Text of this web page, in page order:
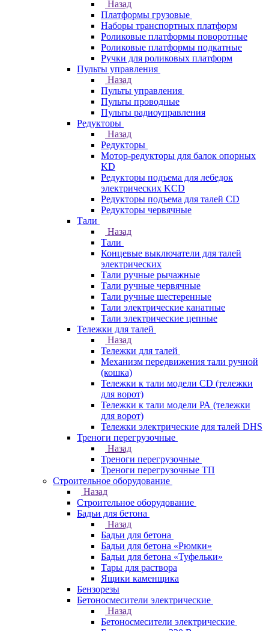
Назад
Платформы грузовые
Наборы транспортных платформ
Роликовые платформы поворотные
Роликовые платформы подкатные
Ручки для роликовых платформ
Пульты управления
Назад
Пульты управления
Пульты проводные
Пульты радиоуправления
Редукторы
Назад
Редукторы
Мотор-редукторы для балок опорных
KD
Редукторы подъема для лебедок
электрических KCD
Редукторы подъема для талей CD
Редукторы червячные
Тали
Назад
Тали
Концевые выключатели для талей
электрических
Тали ручные рычажные
Тали ручные червячные
Тали ручные шестеренные
Тали электрические канатные
Тали электрические цепные
Тележки для талей
Назад
Тележки для талей
Механизм передвижения тали ручной
(кошка)
Тележки к тали модели CD (тележки
для ворот)
Тележки к тали модели РА (тележки
для ворот)
Тележки электрические для талей DHS
Треноги перегрузочные
Назад
Треноги перегрузочные
Треноги перегрузочные ТП
Строительное оборудование
Назад
Строительное оборудование
Бадьи для бетона
Назад
Бадьи для бетона
Бадьи для бетона «Рюмки»
Бадьи для бетона «Туфельки»
Тары для раствора
Ящики каменщика
Бензорезы
Бетоносмесители электрические
Назад
Бетоносмесители электрические